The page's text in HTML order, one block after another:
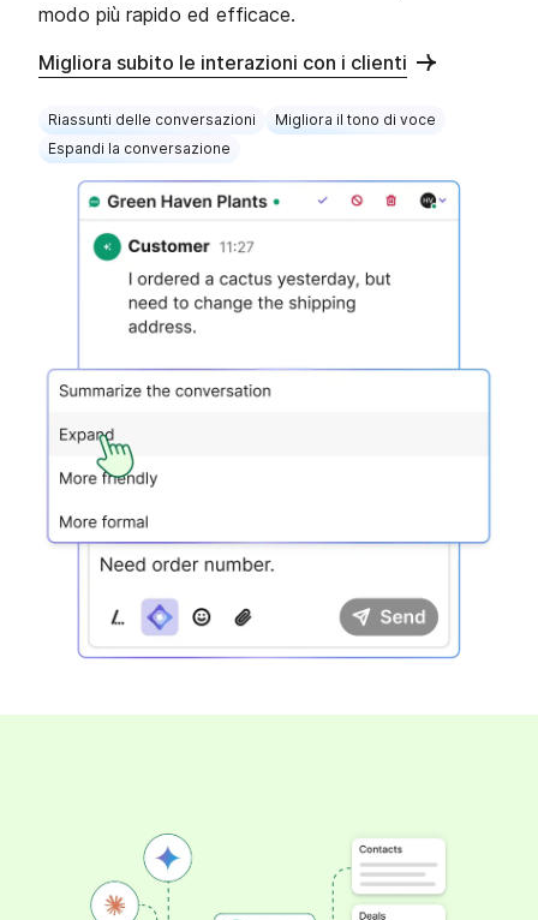
modo più rapido ed efficace.
Migliora subito le interazioni con i clienti
Riassunti delle conversazioni
Migliora il tono di voce
Espandi la conversazione